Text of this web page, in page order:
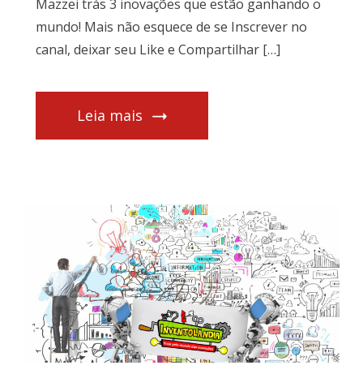
Mazzei trás 3 inovações que estão ganhando o
mundo! Mais não esquece de se Inscrever no
canal, deixar seu Like e Compartilhar […]
Leia mais